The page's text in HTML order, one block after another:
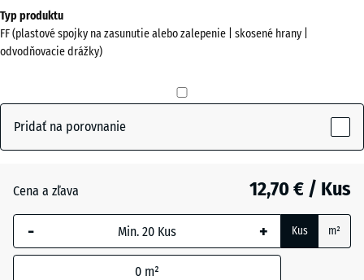
Zobraziť
farebnú
béžová(active)
Antracit - 3,20 €
Bridlicová
- 0,40 €
Typ produktu
FF (plastové spojky na zasunutie alebo zalepenie | skosené hrany |
odvodňovacie drážky)
Pridať na porovnanie
Cena a zľava 12,70 € / Kus
- + Kus m²
0 m²